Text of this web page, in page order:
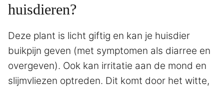
huisdieren?
Deze plant is licht giftig en kan je huisdier
buikpijn geven (met symptomen als diarree en
overgeven). Ook kan irritatie aan de mond en
slijmvliezen optreden. Dit komt door het witte,